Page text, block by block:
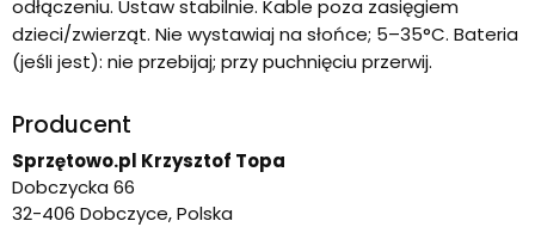
odłączeniu. Ustaw stabilnie. Kable poza zasięgiem
dzieci/zwierząt. Nie wystawiaj na słońce; 5–35°C. Bateria
(jeśli jest): nie przebijaj; przy puchnięciu przerwij.
Producent
Sprzętowo.pl Krzysztof Topa
Dobczycka 66
32-406 Dobczyce, Polska